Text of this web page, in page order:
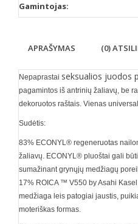
Gamintojas:
APRAŠYMAS (0)
Nepaprastai seksualios juodos
pagamintos iš antrinių žaliavų, be
dekoruotos raštais. Vienas
Sudėtis:
83% ECONYL® regeneruotas
žaliavų. ECONYL® pluoštai gali
sumažinant grynųjų medžiagų
17% ROICA ™ V550 by Asahi
medžiaga leis patogiai jaustis,
moteriškas formas.